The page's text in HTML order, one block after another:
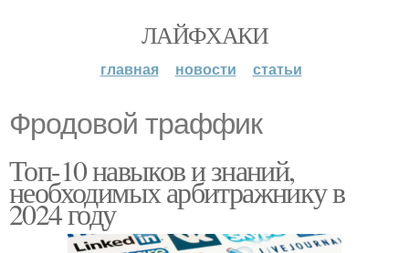
ЛАЙФХАКИ
главная новости статьи
Фродовой траффик
Топ-10 навыков и знаний,
необходимых арбитражнику в
2024 году